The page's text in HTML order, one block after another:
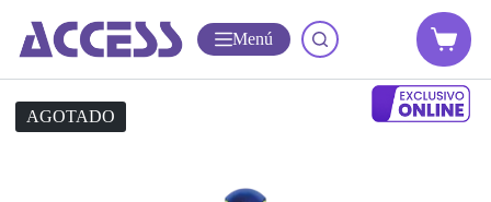
Menú
AGOTADO